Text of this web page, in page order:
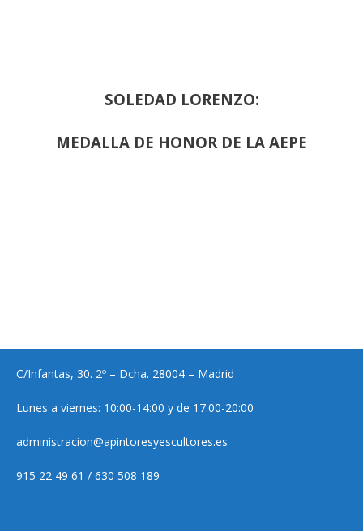
SOLEDAD LORENZO:
MEDALLA DE HONOR DE LA AEPE
C/Infantas, 30. 2º – Dcha. 28004 – Madrid
Lunes a viernes: 10:00-14:00 y de 17:00-20:00
administracion@apintoresyescultores.es
915 22 49 61 / 630 508 189